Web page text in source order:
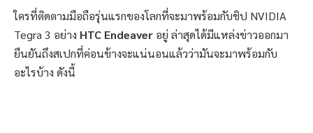
ใครที่ติดตามมือถือรุ่นแรกของโลกที่จะมาพร้อมกับชิป NVIDIA
Tegra 3 อย่าง HTC Endeaver อยู่ ล่าสุดได้มีแหล่งข่าวออกมา
ยืนยันถึงสเปกที่ค่อนข้างจะแน่นอนแล้วว่ามันจะมาพร้อมกับ
อะไรบ้าง ดังนี้